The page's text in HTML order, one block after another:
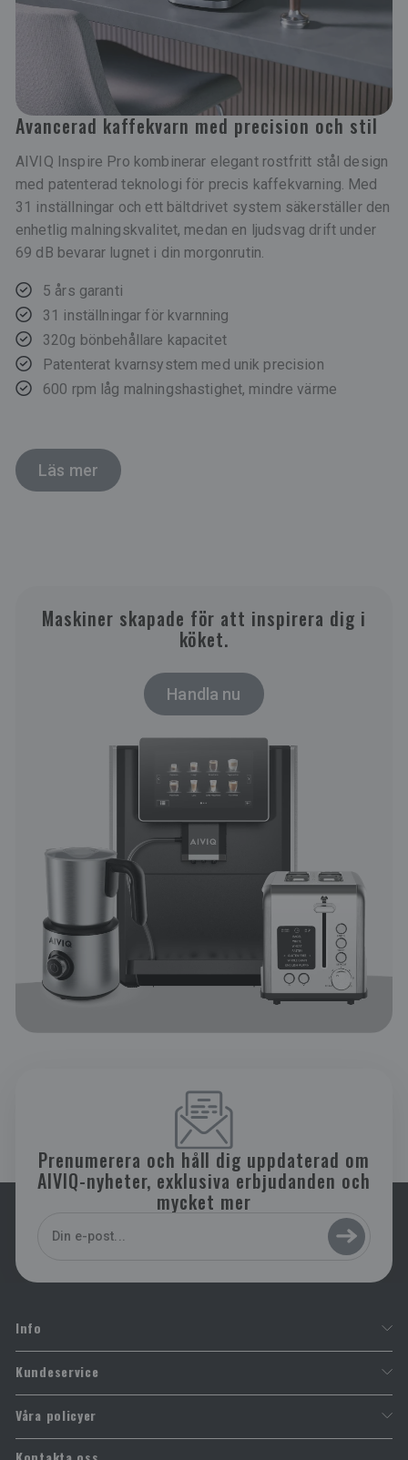
Avancerad kaffekvarn med precision och stil
AIVIQ Inspire Pro kombinerar elegant rostfritt stål design
med patenterad teknologi för precis kaffekvarning. Med
31 inställningar och ett bältdrivet system säkerställer den
enhetlig malningskvalitet, medan en ljudsvag drift under
69 dB bevarar lugnet i din morgonrutin.
5 års garanti
31 inställningar för kvarnning
320g bönbehållare kapacitet
Patenterat kvarnsystem med unik precision
600 rpm låg malningshastighet, mindre värme
Läs mer
Maskiner skapade för att inspirera dig i
köket.
Handla nu
Prenumerera och håll dig uppdaterad om
AIVIQ-nyheter, exklusiva erbjudanden och
mycket mer
Enter
Subscribe
Info
Kundeservice
Om oss
Aiviq 5 Års Garanti
Våra policyer
Privat politik